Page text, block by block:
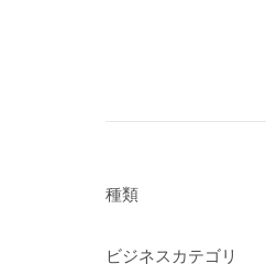
種類
ビジネスカテゴリ